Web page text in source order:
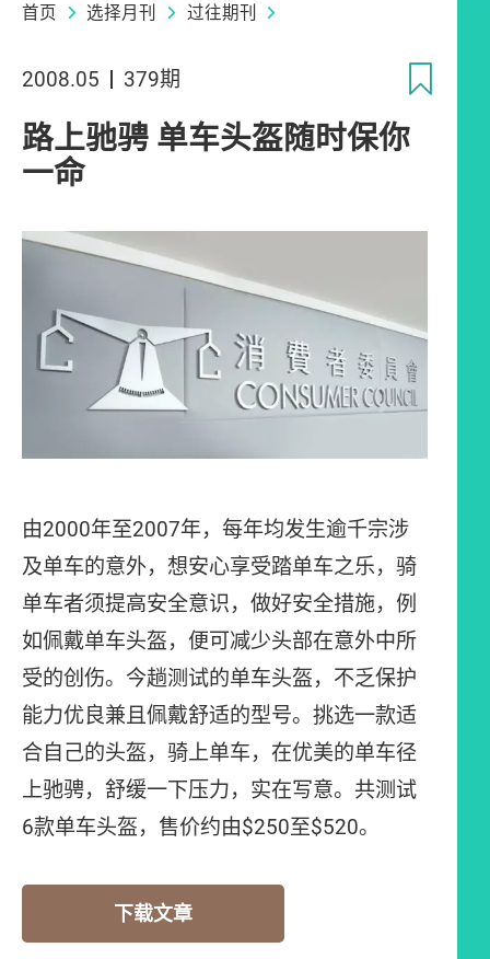
首页 选择月刊 过往期刊
2008.05 379期
路上驰骋 单车头盔随时保你
一命
由2000年至2007年，每年均发生逾千宗涉
及单车的意外，想安心享受踏单车之乐，骑
单车者须提高安全意识，做好安全措施，例
如佩戴单车头盔，便可减少头部在意外中所
受的创伤。今趟测试的单车头盔，不乏保护
能力优良兼且佩戴舒适的型号。挑选一款适
合自己的头盔，骑上单车，在优美的单车径
上驰骋，舒缓一下压力，实在写意。共测试
6款单车头盔，售价约由$250至$520。
下载文章